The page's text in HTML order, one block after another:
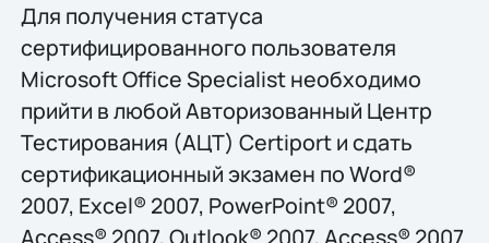
Для получения статуса
сертифицированного пользователя
Microsoft Office Specialist необходимо
прийти в любой Авторизованный Центр
Тестирования (АЦТ) Certiport и сдать
сертификационный экзамен по Word®
2007, Excel® 2007, PowerPoint® 2007,